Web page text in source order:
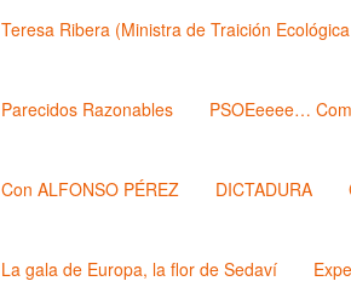
Teresa Ribera (Ministra de Traición
Parecidos Razonables PSOEeeee…
Con ALFONSO PÉREZ DICTADURA
La gala de Europa, la flor de Sedaví